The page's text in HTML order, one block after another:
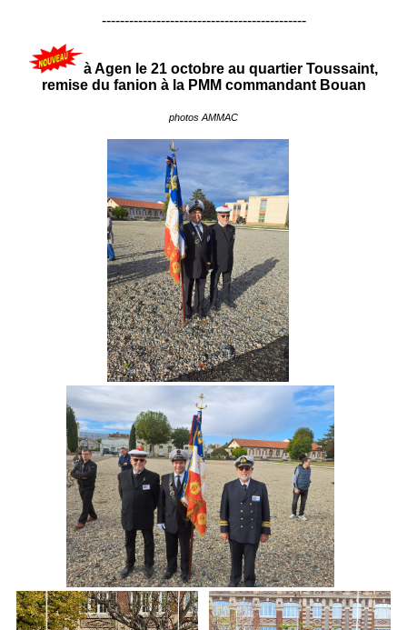
---------------------------------------------
à Agen le 21 octobre au quartier Toussaint,
remise du fanion à la PMM commandant Bouan
photos AMMAC